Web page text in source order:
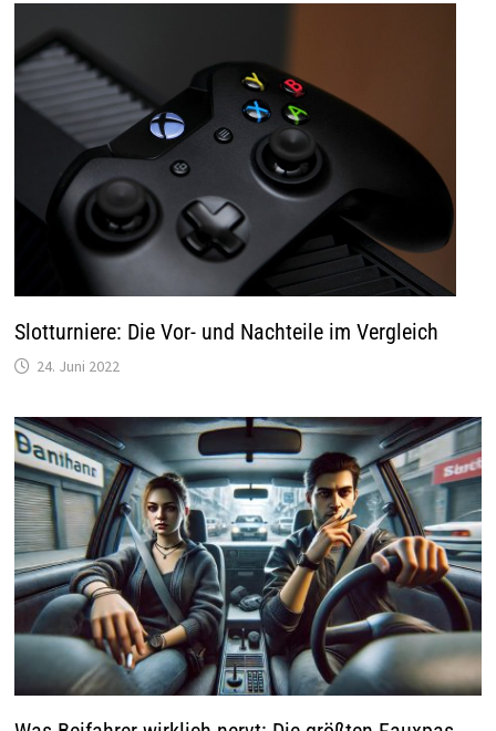
Slotturniere: Die Vor- und Nachteile im Vergleich
24. Juni 2022